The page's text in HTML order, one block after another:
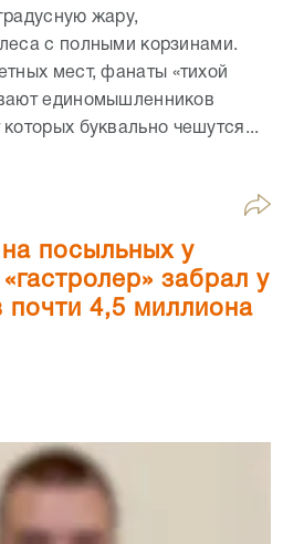
жару,
с полными корзинами.
мест, фанаты «тихой
единомышленников
буквально чешутся...
посыльных у
забрал у
почти 4,5 миллиона